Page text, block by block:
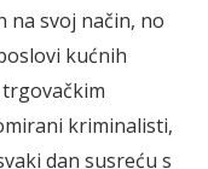
na svoj način, no
kućnih
kriminalisti,
dan susreću s